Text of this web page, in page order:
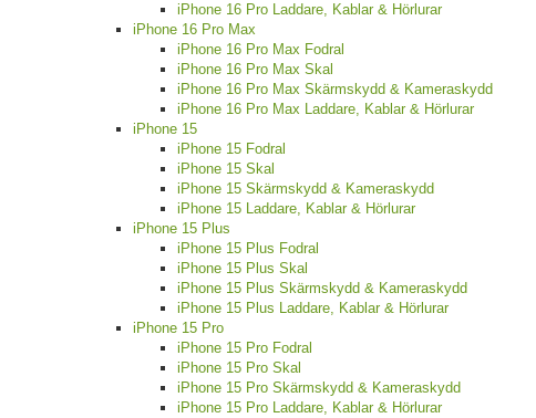
iPhone 16 Pro Laddare, Kablar & Hörlurar
iPhone 16 Pro Max
iPhone 16 Pro Max Fodral
iPhone 16 Pro Max Skal
iPhone 16 Pro Max Skärmskydd & Kameraskydd
iPhone 16 Pro Max Laddare, Kablar & Hörlurar
iPhone 15
iPhone 15 Fodral
iPhone 15 Skal
iPhone 15 Skärmskydd & Kameraskydd
iPhone 15 Laddare, Kablar & Hörlurar
iPhone 15 Plus
iPhone 15 Plus Fodral
iPhone 15 Plus Skal
iPhone 15 Plus Skärmskydd & Kameraskydd
iPhone 15 Plus Laddare, Kablar & Hörlurar
iPhone 15 Pro
iPhone 15 Pro Fodral
iPhone 15 Pro Skal
iPhone 15 Pro Skärmskydd & Kameraskydd
iPhone 15 Pro Laddare, Kablar & Hörlurar